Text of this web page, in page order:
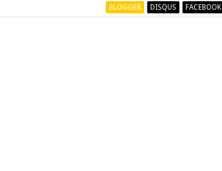
BLOGGER DISQUS FACEBOOK